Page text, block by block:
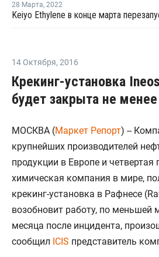
28 Марта, 2022
14 Октября, 2016
Крекинг-установка
будет закрыта не
МОСКВА (Маркет Репорт) --
крупнейших производителей
продукции в Европе и четвертая
химическая компания в мире,
крекинг-установка в Рафнесе
возобновит работу, по меньшей
месяца после инцидента,
сообщил ICIS представитель